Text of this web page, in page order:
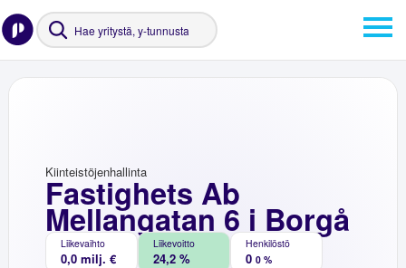
Fastighets Ab
Mellangatan 6 i Borgå
Kiinteistöjenhallinta
Liikevaihto
0,0 milj. €
Liikevoitto
24,2 %
Henkilöstö
0 0 %